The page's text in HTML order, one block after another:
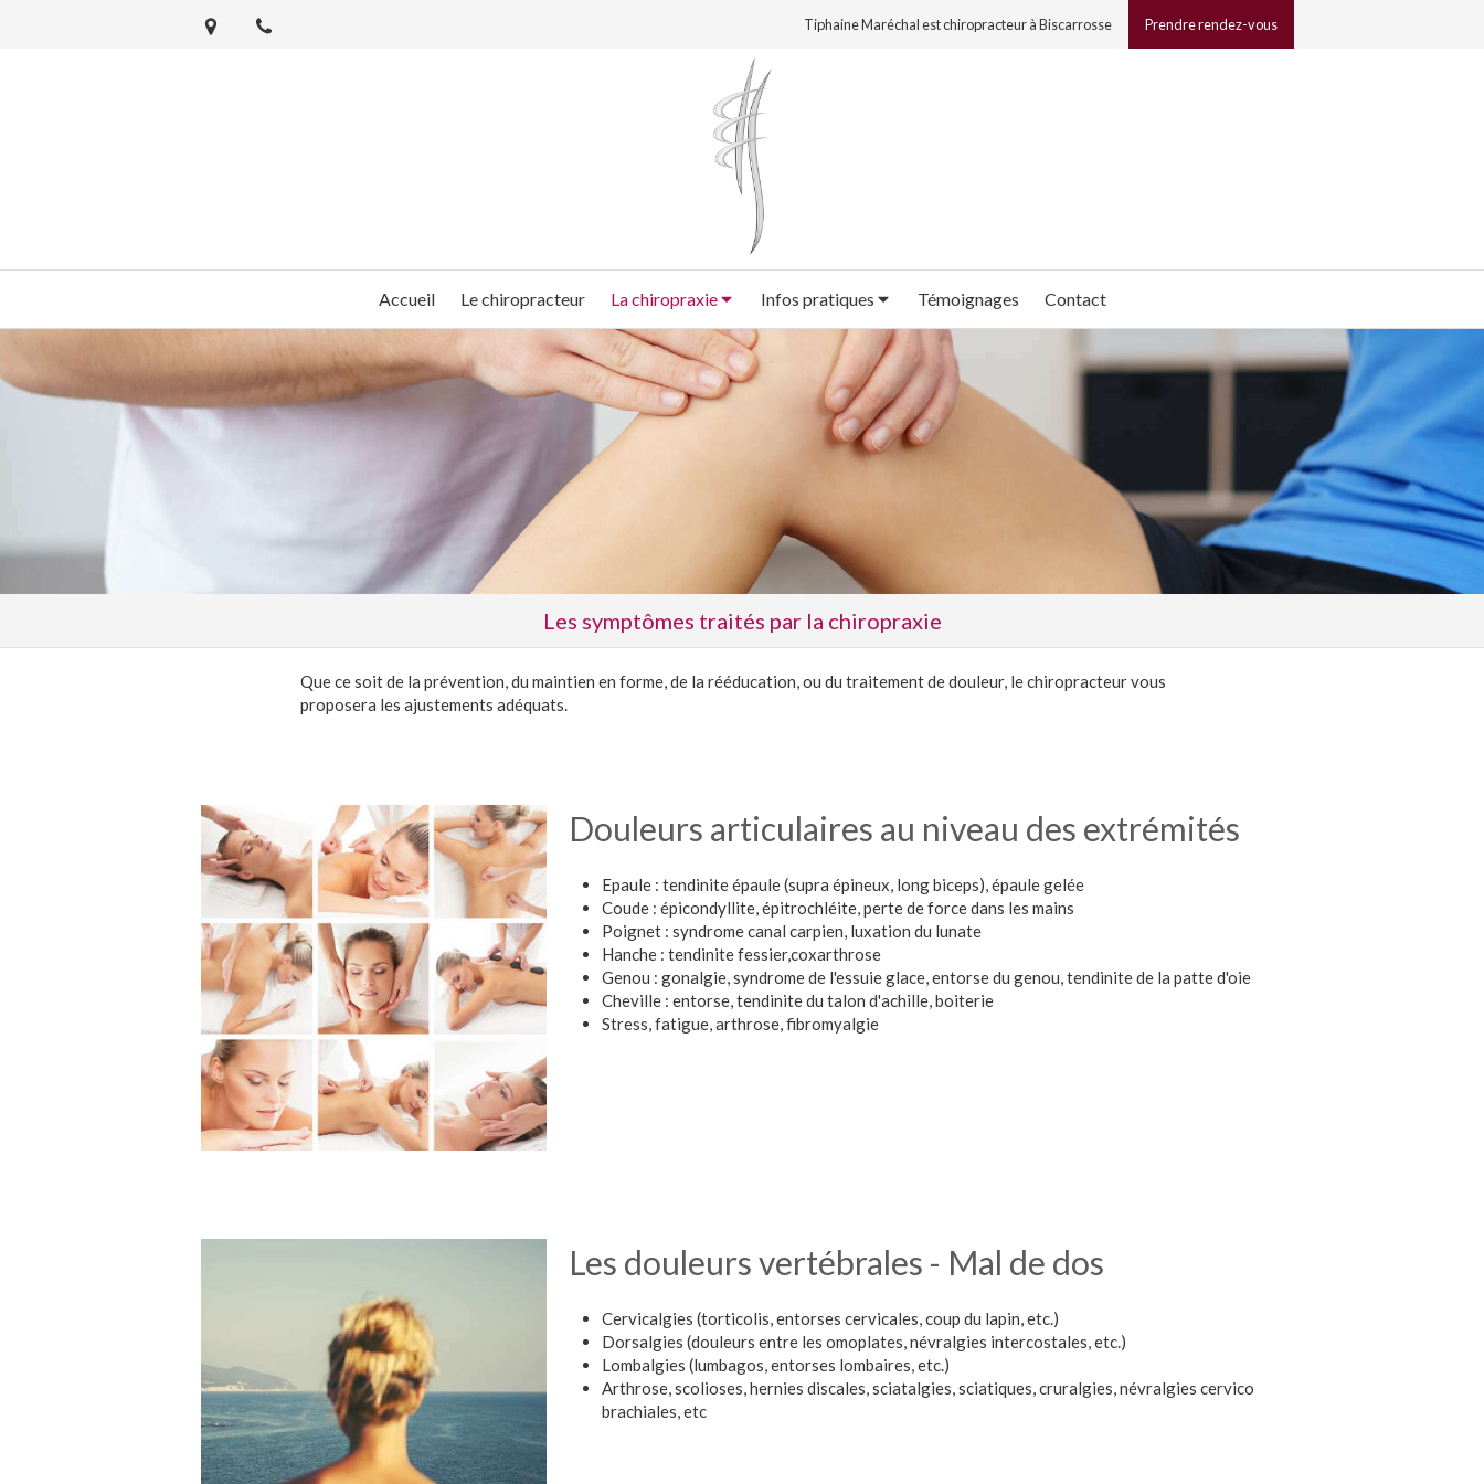
Prendre rendez-vous
Tiphaine Maréchal est chiropracteur à Biscarrosse
Accueil Le chiropracteur La chiropraxie Infos pratiques Témoignages Contact
Les symptômes traités par la chiropraxie
Que ce soit de la prévention, du maintien en forme, de la rééducation, ou du traitement de douleur, le chiropracteur vous
proposera les ajustements adéquats.
Douleurs articulaires au niveau des extrémités
Epaule : tendinite épaule (supra épineux, long biceps), épaule gelée
Coude : épicondyllite, épitrochléite, perte de force dans les mains
Poignet : syndrome canal carpien, luxation du lunate
Hanche : tendinite fessier,coxarthrose
Genou : gonalgie, syndrome de l'essuie glace, entorse du genou, tendinite de la patte d'oie
Cheville : entorse, tendinite du talon d'achille, boiterie
Stress, fatigue, arthrose, fibromyalgie
Les douleurs vertébrales - Mal de dos
Cervicalgies (torticolis, entorses cervicales, coup du lapin, etc.)
Dorsalgies (douleurs entre les omoplates, névralgies intercostales, etc.)
Lombalgies (lumbagos, entorses lombaires, etc.)
Arthrose, scolioses, hernies discales, sciatalgies, sciatiques, cruralgies, névralgies cervico
brachiales, etc